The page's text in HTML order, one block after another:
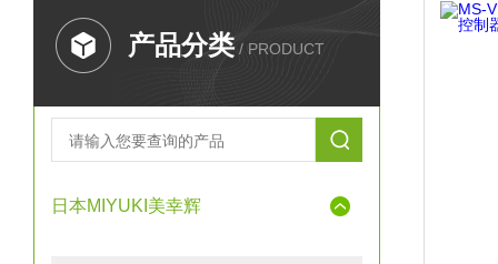
产品分类 / PRODUCT
日本MIYUKI美幸辉